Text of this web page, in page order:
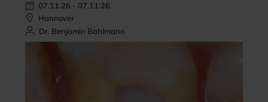
07.11.26 - 07.11.26
Hannover
Dr. Benjamin Bahlmann